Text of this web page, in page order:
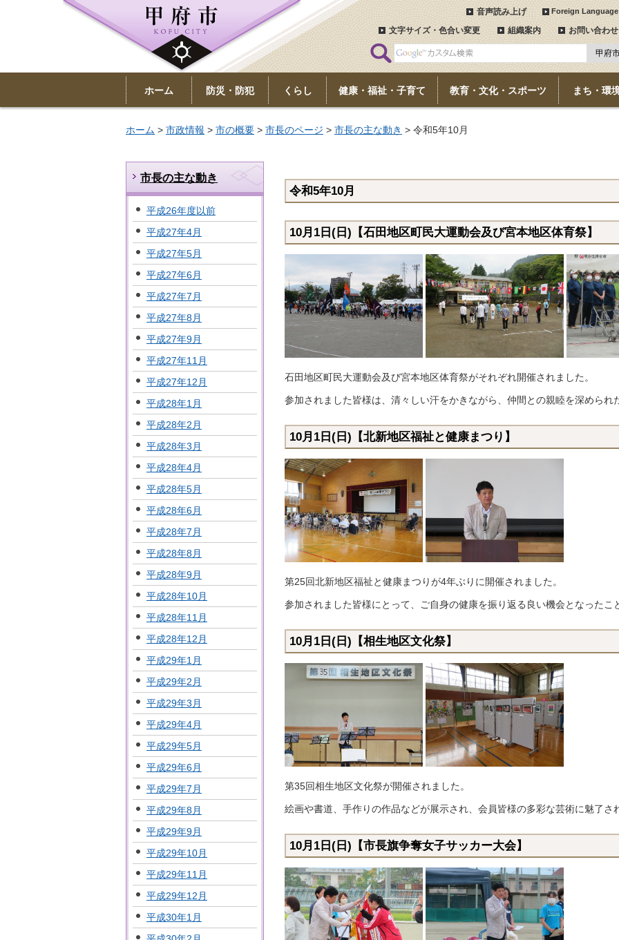
音声読み上げ Foreign Language
文字サイズ・色合い変更 組織案内 お問い合わせ
ホーム 防災・防犯 くらし 健康・福祉・子育て 教育・文化・スポーツ まち・環
ホーム > 市政情報 > 市の概要 > 市長のページ > 市長の主な動き > 令和5年10月
市長の主な動き
平成26年度以前
平成27年4月
平成27年5月
平成27年6月
平成27年7月
平成27年8月
平成27年9月
平成27年11月
平成27年12月
平成28年1月
平成28年2月
平成28年3月
平成28年4月
平成28年5月
平成28年6月
平成28年7月
平成28年8月
平成28年9月
平成28年10月
平成28年11月
平成28年12月
平成29年1月
平成29年2月
平成29年3月
平成29年4月
平成29年5月
平成29年6月
平成29年7月
平成29年8月
平成29年9月
平成29年10月
平成29年11月
平成29年12月
平成30年1月
令和5年10月
10月1日(日)【石田地区町民大運動会及び宮本地区体育祭】
石田地区町民大運動会及び宮本地区体育祭がそれぞれ開催されました。
参加されました皆様は、清々しい汗をかきながら、仲間との親睦を深められ
10月1日(日)【北新地区福祉と健康まつり】
第25回北新地区福祉と健康まつりが4年ぶりに開催されました。
参加されました皆様にとって、ご自身の健康を振り返る良い機会となったこ
10月1日(日)【相生地区文化祭】
第35回相生地区文化祭が開催されました。
絵画や書道、手作りの作品などが展示され、会員皆様の多彩な芸術に魅了さ
10月1日(日)【市長旗争奪女子サッカー大会】